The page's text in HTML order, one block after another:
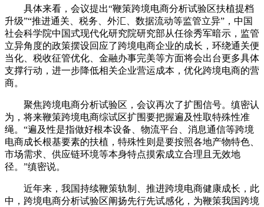
具体来看，会议提出“鞭策跨境电商分析试验区扶植提档
升级”“推进通关、税务、外汇、数据流动等监管立异”，中国
社会科学院中国式现代化研究院研究部从任徐秀军暗示，监管
立异角度的政策摆设回应了跨境电商企业的成长，环绕通关便
当化、税收征管优化、金融办事完美等方面将会出台更多具体
支撑行动，进一步降低相关企业营运成本，优化跨境电商的营
商。
聚焦跨境电商分析试验区，会议再次了扩围信号。缜密认
为，将来鞭策跨境电商综试区扩围要把握遍及性取特殊性准
绳。“遍及性是指做好根本设备、物流平台、消息通信等跨境
电商成长根基要素的扶植，特殊性则是要按照各地产物特色、
市场需求、供应链环境等本身特点摸索成立合理且无效地
径。”缜密说。
近年来，我国持续鞭策轨制、推进跨境电商健康成长，此
中，跨境电商分析试验区阐扬先行先试感化，为鞭策我国跨境